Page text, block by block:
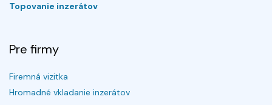
Topovanie inzerátov
Pre firmy
Firemná vizitka
Hromadné vkladanie inzerátov